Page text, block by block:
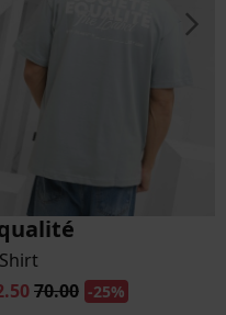
70.00 -25%